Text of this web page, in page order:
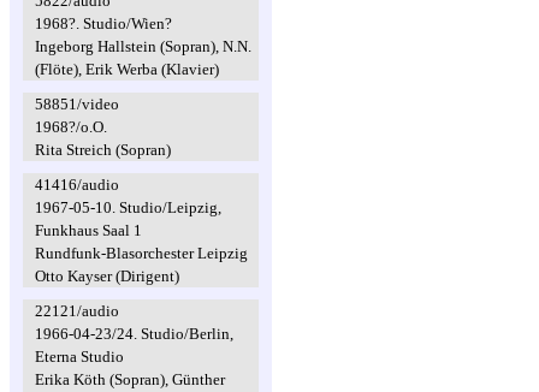
1968?. Studio/Wien?
Ingeborg Hallstein (Sopran), N.N.
(Flöte), Erik Werba (Klavier)
58851/video
1968?/o.O.
Rita Streich (Sopran)
41416/audio
1967-05-10. Studio/Leipzig,
Funkhaus Saal 1
Rundfunk-Blasorchester Leipzig
Otto Kayser (Dirigent)
22121/audio
1966-04-23/24. Studio/Berlin,
Eterna Studio
Erika Köth (Sopran), Günther